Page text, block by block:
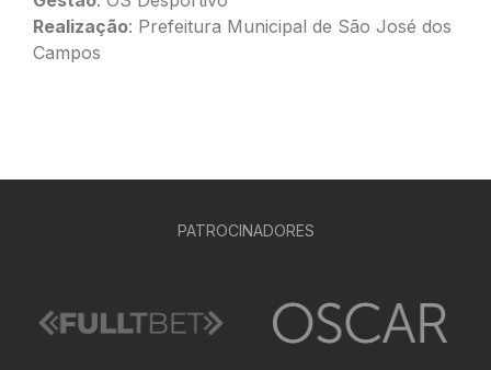
Realização: Prefeitura Municipal de São José dos
Campos
PATROCINADORES